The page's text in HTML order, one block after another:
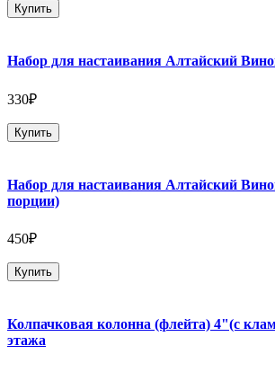
Купить
Набор для настаивания Алтайский
330₽
Купить
Набор для настаивания Алтайский
порции)
450₽
Купить
Колпачковая колонна (флейта) 4"(с
этажа